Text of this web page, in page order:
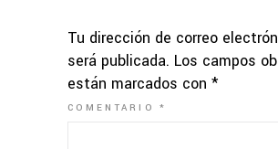
Tu dirección de correo
será publicada. Los campos
están marcados con *
COMENTARIO*